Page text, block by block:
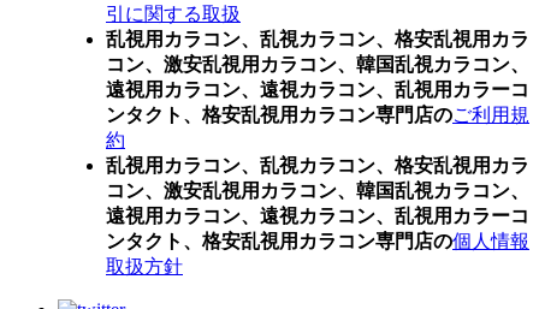
引に関する取扱
乱視用カラコン、乱視カラコン、格安乱視用カラ
コン、激安乱視用カラコン、韓国乱視カラコン、
遠視用カラコン、遠視カラコン、乱視用カラーコ
ンタクト、格安乱視用カラコン専門店のご利用規
約
乱視用カラコン、乱視カラコン、格安乱視用カラ
コン、激安乱視用カラコン、韓国乱視カラコン、
遠視用カラコン、遠視カラコン、乱視用カラーコ
ンタクト、格安乱視用カラコン専門店の個人情報
取扱方針